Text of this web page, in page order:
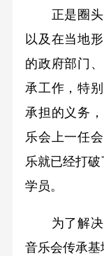
正是圈头
以及在当地
的政府部门
承工作，特
承担的义务
乐会上一任
乐就已经打破
学员。
为了解决
音乐会传承基